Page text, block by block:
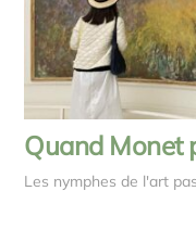
Quand Monet
Les nymphes de l'art